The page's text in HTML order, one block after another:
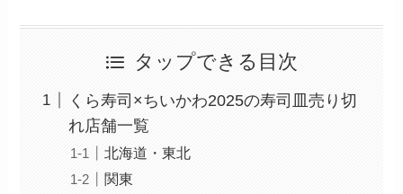
タップできる目次
くら寿司×ちいかわ2025の寿司皿売り切
れ店舗一覧
北海道・東北
関東